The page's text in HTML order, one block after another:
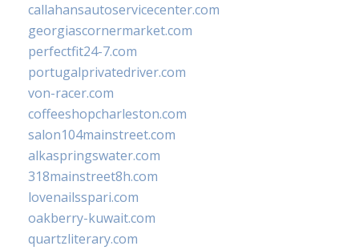
callahansautoservicecenter.com
georgiascornermarket.com
perfectfit24-7.com
portugalprivatedriver.com
von-racer.com
coffeeshopcharleston.com
salon104mainstreet.com
alkaspringswater.com
318mainstreet8h.com
lovenailsspari.com
oakberry-kuwait.com
quartzliterary.com